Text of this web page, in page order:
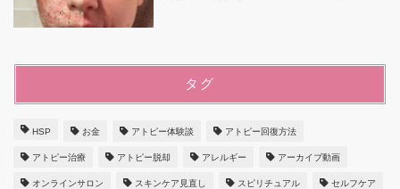
タグ
HSP お金 アトピー体験談 アトピー回復方法
アトピー治療 アトピー脱却 アレルギー アーカイブ動画
オンラインサロン スキンケア見直し スピリチュアル セルフケア